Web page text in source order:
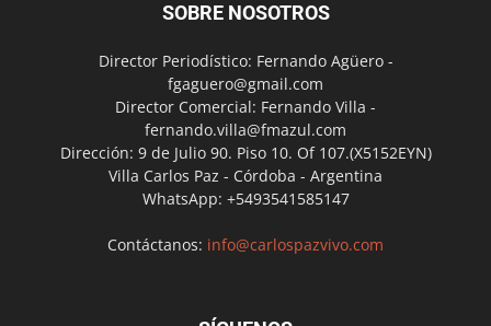
SOBRE NOSOTROS
Director Periodístico: Fernando Agüero -
fgaguero@gmail.com
Director Comercial: Fernando Villa -
fernando.villa@fmazul.com
Dirección: 9 de Julio 90. Piso 10. Of 107.(X5152EYN)
Villa Carlos Paz - Córdoba - Argentina
WhatsApp: +5493541585147
Contáctanos: info@carlospazvivo.com